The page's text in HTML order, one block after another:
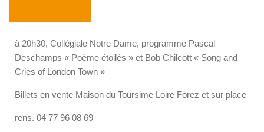
à 20h30, Collégiale Notre Dame, programme Pascal
Deschamps « Poème étoilés » et Bob Chilcott « Song and
Cries of London Town »
Billets en vente Maison du Toursime Loire Forez et sur place
rens. 04 77 96 08 69